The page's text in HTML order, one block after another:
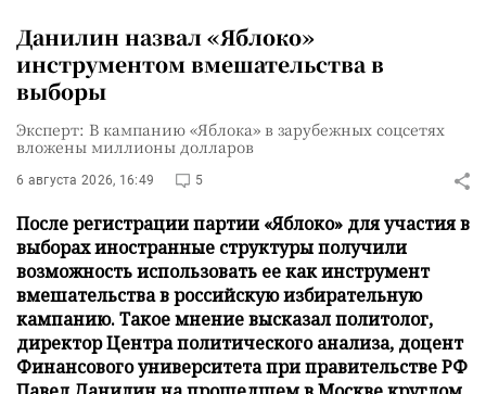
Данилин назвал «Яблоко»
инструментом вмешательства в
выборы
Эксперт: В кампанию «Яблока» в зарубежных соцсетях
вложены миллионы долларов
6 августа 2026, 16:49 5
После регистрации партии «Яблоко» для участия в
выборах иностранные структуры получили
возможность использовать ее как инструмент
вмешательства в российскую избирательную
кампанию. Такое мнение высказал политолог,
директор Центра политического анализа, доцент
Финансового университета при правительстве РФ